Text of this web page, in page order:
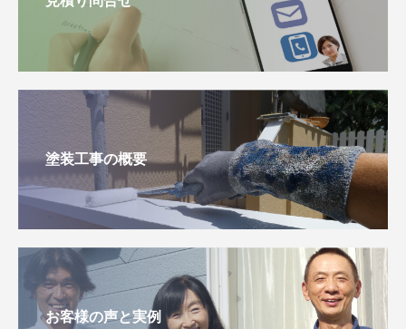
塗装工事の概要
お客様の声と実例